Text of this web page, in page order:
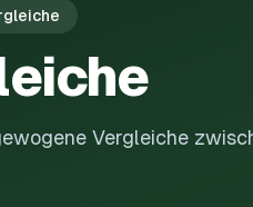
Vergleiche